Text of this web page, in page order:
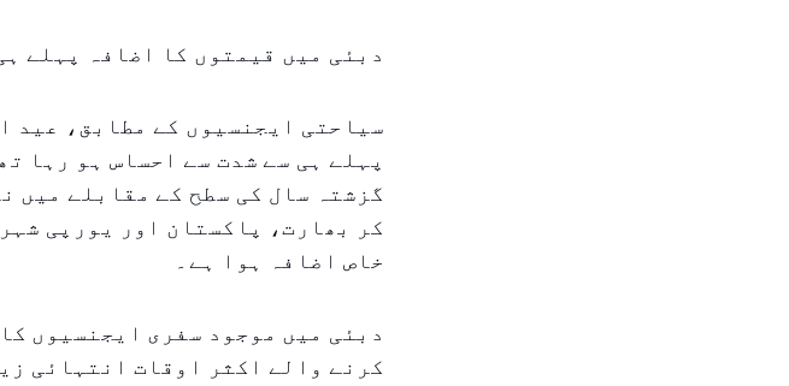
دبئی میں قیمتوں کا اضافہ پہلے
سیاحتی ایجنسیوں کے مطابق، عید
پہلے ہی سے شدت سے احساس ہو رہا
گزشتہ سال کی سطح کے مقابلے میں
کر بھارت، پاکستان اور یورپی
خاص اضافہ ہوا ہے۔
دبئی میں موجود سفری ایجنسیوں
کرنے والے اکثر اوقات انتہائی